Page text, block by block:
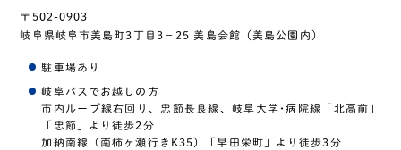
〒502-0903
岐阜県岐阜市美島町3丁目3−25 美島会館（美島公園内）
駐車場あり
岐阜バスでお越しの方
市内ループ線右回り、忠節長良線、岐阜大学･病院線「北高前」
「忠節」より徒歩2分
加納南線（南柿ヶ瀬行きK35）「早田栄町」より徒歩3分